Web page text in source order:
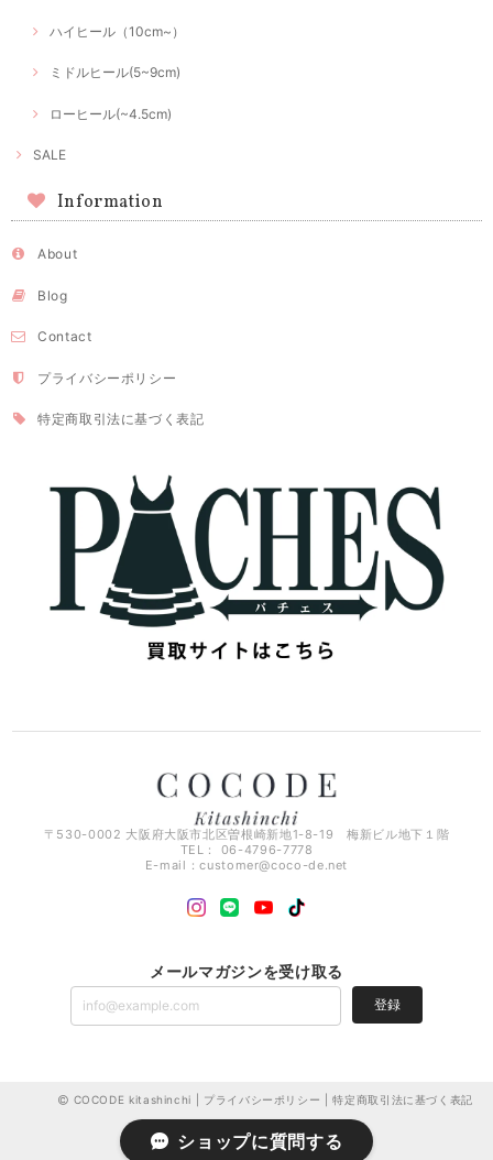
ハイヒール（10cm~）
ミドルヒール(5~9cm)
ローヒール(~4.5cm)
SALE
Information
About
Blog
Contact
プライバシーポリシー
特定商取引法に基づく表記
〒530-0002 大阪府大阪市北区曽根崎新地1-8-19 梅新ビル地下１階
TEL： 06-4796-7778
E-mail：customer@coco-de.net
メールマガジンを受け取る
登録
COCODE kitashinchi | プライバシーポリシー |特定商取引法に基づく表記
ショップに質問する